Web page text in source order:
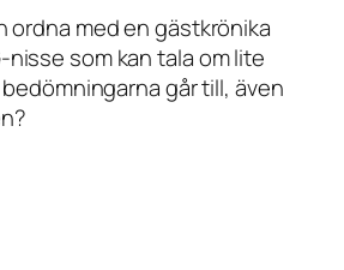
ordna med en gästkrönika
nisse som kan tala om lite
går till, även